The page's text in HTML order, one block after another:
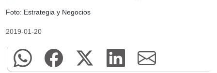
Foto: Estrategia y Negocios
2019-01-20